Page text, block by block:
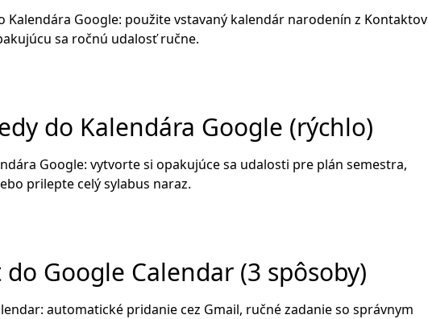
Kalendára Google: použite vstavaný kalendár narodenín z Kontaktov
sa ročnú udalosť ručne.
do Kalendára Google (rýchlo)
Google: vytvorte si opakujúce sa udalosti pre plán semestra,
prilepte celý sylabus naraz.
Google Calendar (3 spôsoby)
automatické pridanie cez Gmail, ručné zadanie so správnym